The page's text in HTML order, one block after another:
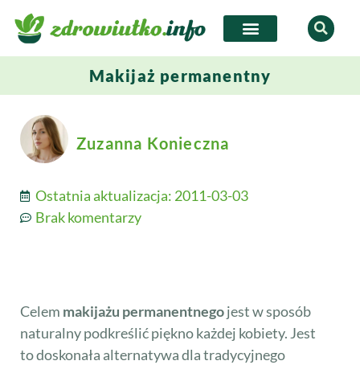
Makijaż permanentny
Zuzanna Konieczna
Ostatnia aktualizacja: 2011-03-03
Brak komentarzy
Celem makijażu permanentnegojest w sposób
naturalny podkreślić piękno każdej kobiety. Jest
to doskonała alternatywa dla tradycyjnego